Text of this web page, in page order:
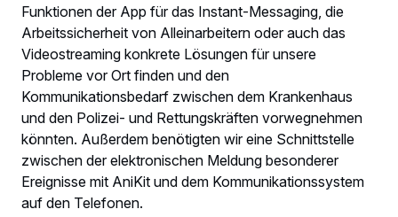
Funktionen der App für das Instant-Messaging, die
Arbeitssicherheit von Alleinarbeitern oder auch das
Videostreaming konkrete Lösungen für unsere
Probleme vor Ort finden und den
Kommunikationsbedarf zwischen dem Krankenhaus
und den Polizei- und Rettungskräften vorwegnehmen
könnten. Außerdem benötigten wir eine Schnittstelle
zwischen der elektronischen Meldung besonderer
Ereignisse mit AniKit und dem Kommunikationssystem
auf den Telefonen.